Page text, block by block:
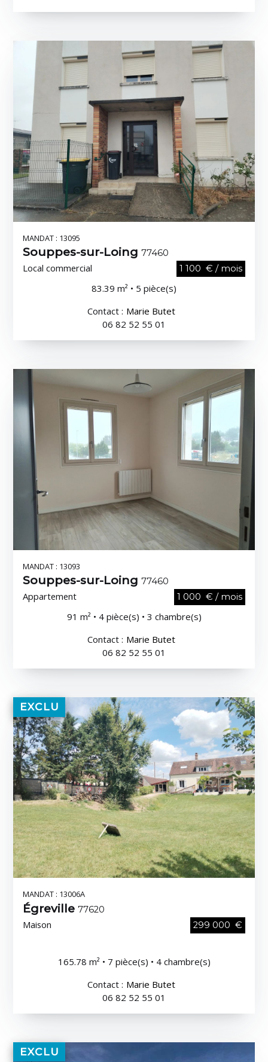
MANDAT : 13095
Souppes-sur-Loing77460
Local commercial 1 100 € / mois
83.39 m² • 5 pièce(s)
Contact : Marie Butet
06 82 52 55 01
MANDAT : 13093
Souppes-sur-Loing77460
Appartement 1 000 € / mois
91 m² • 4 pièce(s) • 3 chambre(s)
Contact : Marie Butet
06 82 52 55 01
EXCLU
MANDAT : 13006A
Égreville77620
Maison 299 000 €
165.78 m² • 7 pièce(s) • 4 chambre(s)
Contact : Marie Butet
06 82 52 55 01
EXCLU